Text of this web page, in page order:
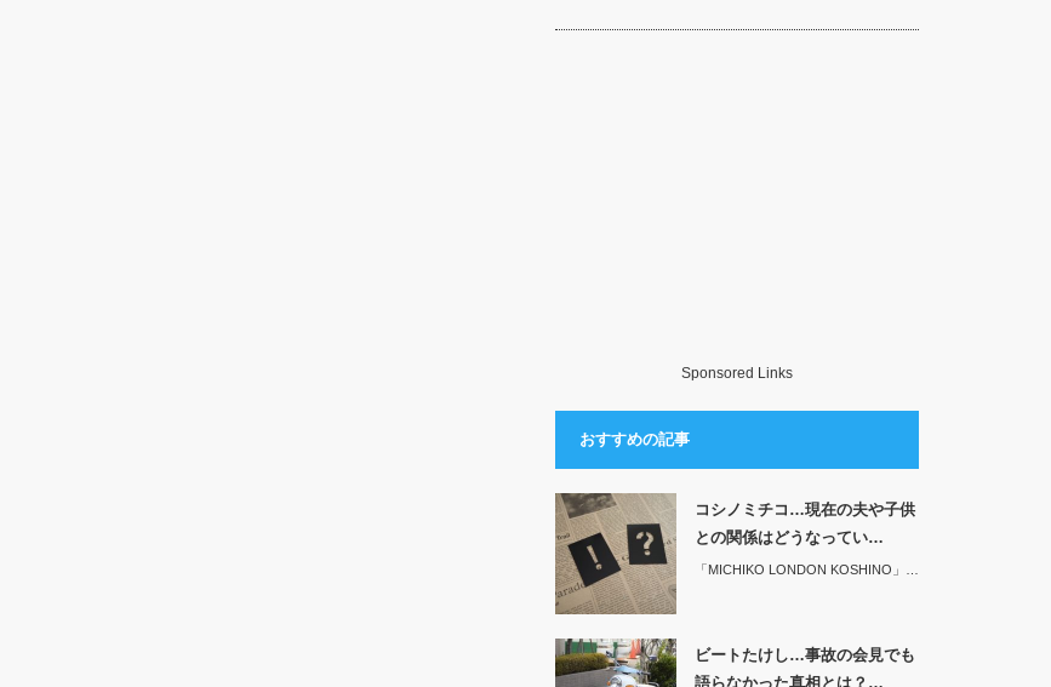
Sponsored Links
おすすめの記事
コシノミチコ…現在の夫や子供
との関係はどうなってい…
「MICHIKO LONDON KOSHINO」…
ビートたけし…事故の会見でも
語らなかった真相とは？…